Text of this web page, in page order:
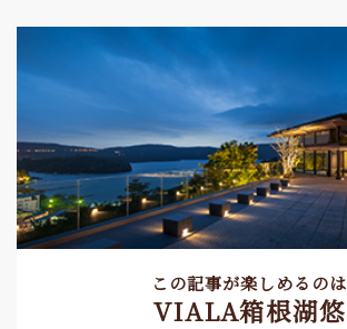
この記事が楽しめるのは
VIALA箱根湖悠